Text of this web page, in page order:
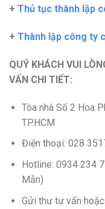
+ Thủ tục thành lập
+ Thành lập công ty
QUÝ KHÁCH VUI
VẤN CHI TIẾT:
Tòa nhà Số 2 Hoa
TP.HCM
Điện thoại: 028
Hotline: 0934 234
Mẫn)
Gửi thư tư vấn